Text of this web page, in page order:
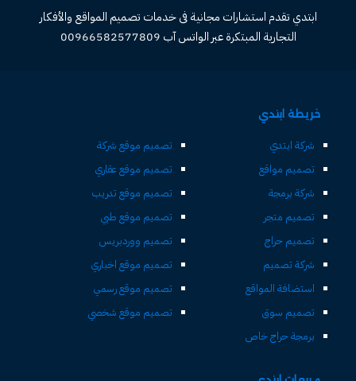
ابتدي تقدم استشارات مجانية فى خدمات تصميم المواقع والأفكار
التجارية المبتكرة عبر الواتس آب 00966582577809
خريطة ابتدي
شركة ابتدي
تصميم مواقع
شركة برمجة
تصميم متجر
تصميم حراج
شركة تصميم
استضافة المواقع
تصميم سوق
برمجة حراج خاص
تصميم موقع شركة
تصميم موقع عقاري
تصميم موقع تدريب
تصميم موقع طبي
تصميم ووردبريس
تصميم موقع اخباري
تصميم موقع رسمي
تصميم موقع شخصي